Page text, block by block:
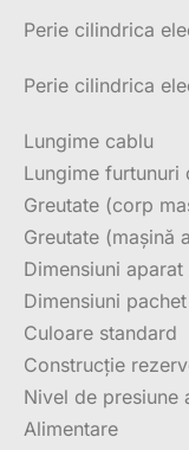
Perie cilindrica
Perie cilindrica
Lungime
Lungime
Greutate (corp
Greutate
Dimensiuni
Dimensiuni
Culoare
Construcție
Nivel de
Alimentare